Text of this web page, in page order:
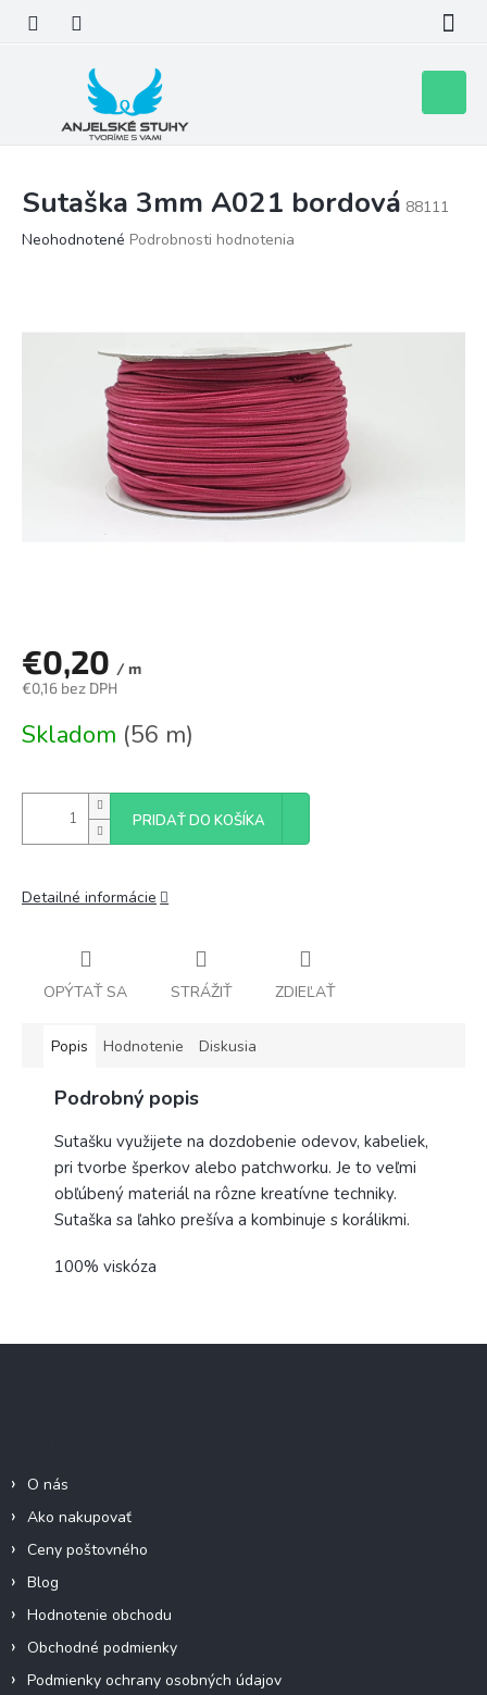
obsah
košík
Sutaška 3mm A021 bordová 88111
Priemerné
Neohodnotené Podrobnosti hodnotenia
€0,20 / m
€0,16 bez DPH
cena:
Skladom (56 m)
PRIDAŤ DO KOŠÍKA
Detailné informácie
OPÝTAŤ SA STRÁŽIŤ ZDIEĽAŤ
Popis Hodnotenie Diskusia
Podrobný popis
Sutašku využijete na dozdobenie odevov, kabeliek,
pri tvorbe šperkov alebo patchworku. Je to veľmi
obľúbený materiál na rôzne kreatívne techniky.
Sutaška sa ľahko prešíva a kombinuje s korálikmi.
100% viskóza
O nás
Ako nakupovať
Ceny poštovného
Blog
Hodnotenie obchodu
Obchodné podmienky
Podmienky ochrany osobných údajov